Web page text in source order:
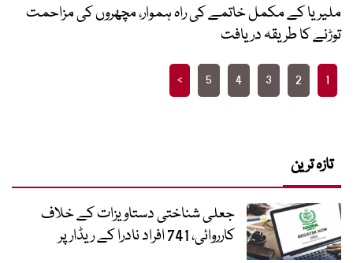
ملیریا کے مکمل خاتمے کی راہ ہموار، مچھروں کی مزاحمت
توڑنے کا طریقہ دریافت
Posts
pagination
1
2
3
4
5
>
تازہ ترین
جعلی شناختی دستاویزات کے خلاف
کارروائی، 741 افراد نادرا کے ریڈار پر